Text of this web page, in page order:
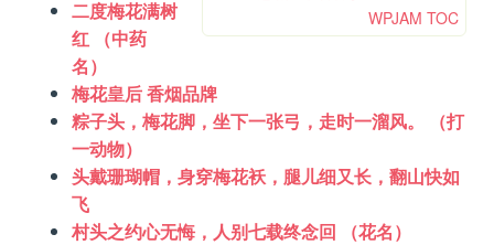
WPJAM TOC
二度梅花满树
红 （中药
名）
梅花皇后 香烟品牌
粽子头，梅花脚，坐下一张弓，走时一溜风。 （打
一动物）
头戴珊瑚帽，身穿梅花袄，腿儿细又长，翻山快如
飞
村头之约心无悔，人别七载终念回 （花名）